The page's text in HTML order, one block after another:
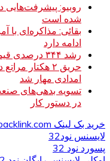
روبیو: پیشرفت‌هایی
شده است
بقائی: مذاکره‌ای با
ادامه دارد
رشد ۳۴۴ درصدی قیمت روغن/ لبنیات چقدر گران شد؟
حریق ۲ هکتار
امدادی مهار شد
در دستور کار
خرید بک لینک behtarinbacklink.com
لایسنس نود32
پسورد نود 32